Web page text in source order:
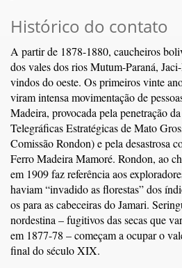
Histórico do contato
A partir de 1878-1880, caucheiros
dos vales dos rios Mutum-Paraná,
vindos do oeste. Os primeiros vinte
viram intensa movimentação de
Madeira, provocada pela penetração
Telegráficas Estratégicas de Mato
Comissão Rondon) e pela desastrosa
Ferro Madeira Mamoré. Rondon, ao
em 1909 faz referência aos
haviam “invadido as florestas” dos
os para as cabeceiras do Jamari.
nordestina – fugitivos das secas que
em 1877-78 – começam a ocupar o
final do século XIX.